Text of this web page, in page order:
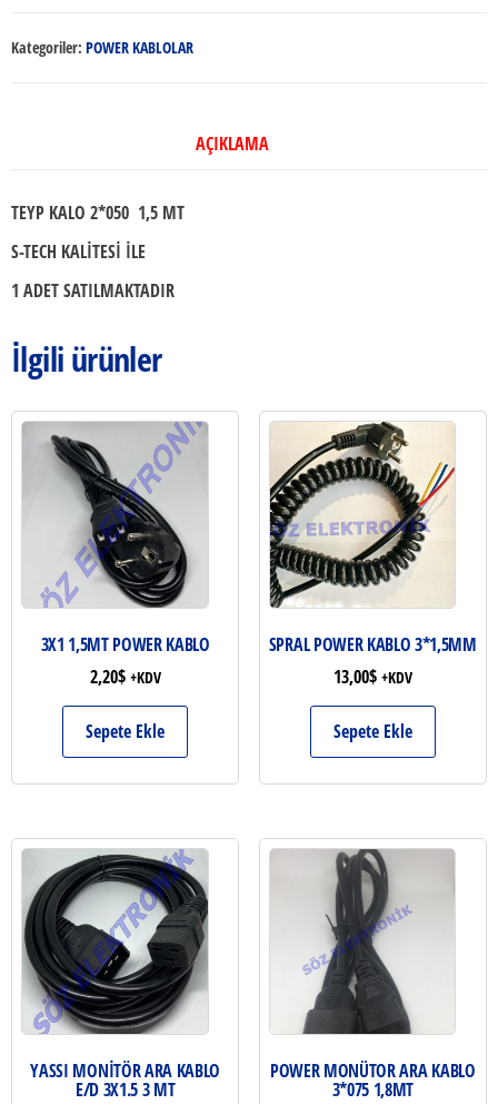
adet
Kategoriler: POWER KABLOLAR
AÇIKLAMA
TEYP KALO 2*050 1,5 MT
S-TECH KALİTESİ İLE
1 ADET SATILMAKTADIR
İlgili ürünler
3X1 1,5MT POWER KABLO
2,20$ +KDV
Sepete Ekle
SPRAL POWER KABLO 3*1,5MM
13,00$ +KDV
Sepete Ekle
YASSI MONİTÖR ARA KABLO
E/D 3X1.5 3 MT
POWER MONÜTOR ARA KABLO
3*075 1,8MT